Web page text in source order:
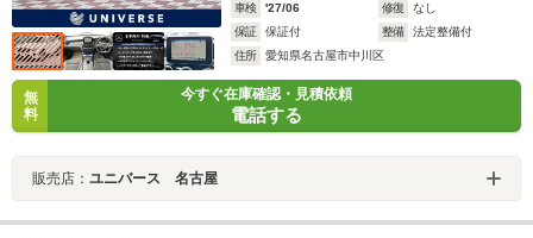
車検
'27/06 修復
なし
保証
保証付 整備
法定整備付
住所
愛知県名古屋市中川区
無
料
今すぐ在庫確認・見積依頼
電話する
販売店： ユニバース 名古屋